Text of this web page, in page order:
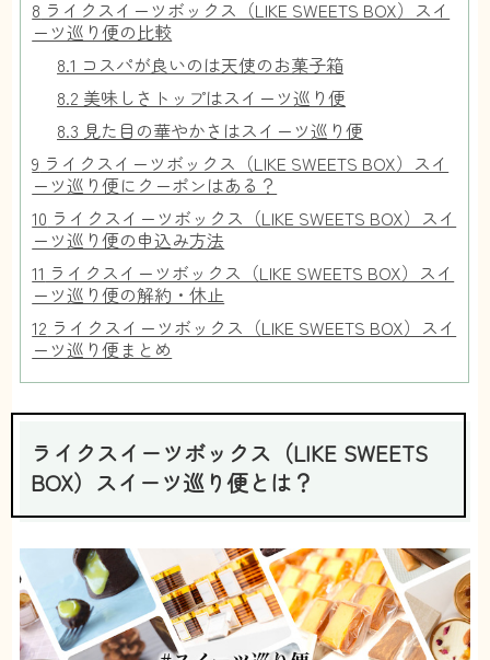
8 ライクスイーツボックス（LIKE SWEETS BOX）スイ
ーツ巡り便の比較
8.1 コスパが良いのは天使のお菓子箱
8.2 美味しさトップはスイーツ巡り便
8.3 見た目の華やかさはスイーツ巡り便
9 ライクスイーツボックス（LIKE SWEETS BOX）スイ
ーツ巡り便にクーポンはある？
10 ライクスイーツボックス（LIKE SWEETS BOX）スイ
ーツ巡り便の申込み方法
11 ライクスイーツボックス（LIKE SWEETS BOX）スイ
ーツ巡り便の解約・休止
12 ライクスイーツボックス（LIKE SWEETS BOX）スイ
ーツ巡り便まとめ
ライクスイーツボックス（LIKE SWEETS
BOX）スイーツ巡り便とは？